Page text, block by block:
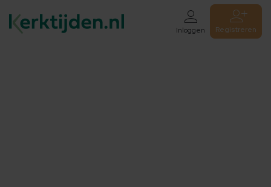
Inloggen Registreren